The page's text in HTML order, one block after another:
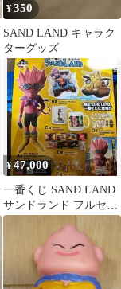
¥350
SAND LAND キャラク
ターグッズ
¥47,000
一番くじ SAND LAND
サンドランド フルセッ
トラストワン賞1ロット